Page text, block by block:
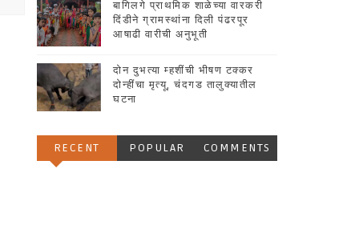
बागिलगे प्राथमिक शाळेच्या वारकरी
दिंडीने ग्रामस्थांना दिली पंढरपूर
आषाढी वारीची अनुभूती
दोन दुभत्या म्हशींची भीषण टक्कर
दोन्हींचा मृत्यू, चंदगड तालुक्यातील
घटना
RECENT POPULAR COMMENTS